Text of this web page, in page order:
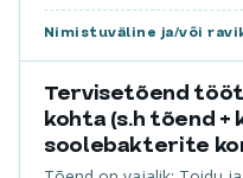
Nimistuväline ja/või
Tervisetõend
kohta (s.h tõend +
soolebakterite